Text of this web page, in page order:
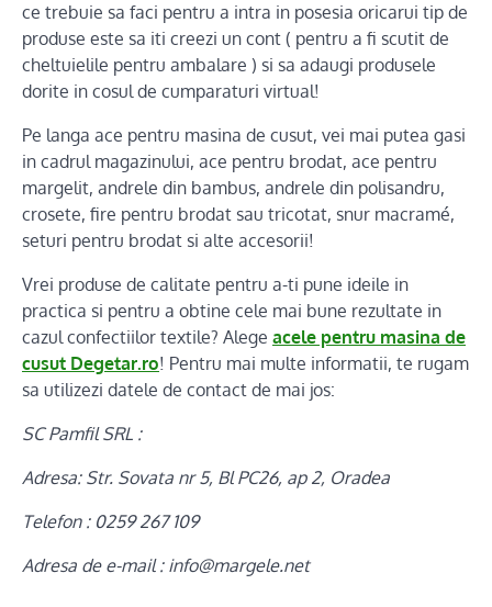
ce trebuie sa faci pentru a intra in posesia oricarui tip de
produse este sa iti creezi un cont ( pentru a fi scutit de
cheltuielile pentru ambalare ) si sa adaugi produsele
dorite in cosul de cumparaturi virtual!
Pe langa ace pentru masina de cusut, vei mai putea gasi
in cadrul magazinului, ace pentru brodat, ace pentru
margelit, andrele din bambus, andrele din polisandru,
crosete, fire pentru brodat sau tricotat, snur macramé,
seturi pentru brodat si alte accesorii!
Vrei produse de calitate pentru a-ti pune ideile in
practica si pentru a obtine cele mai bune rezultate in
cazul confectiilor textile? Alege acele pentru masina de
cusut Degetar.ro! Pentru mai multe informatii, te rugam
sa utilizezi datele de contact de mai jos:
SC Pamfil SRL :
Adresa: Str. Sovata nr 5, Bl PC26, ap 2, Oradea
Telefon : 0259 267 109
Adresa de e-mail : info@margele.net